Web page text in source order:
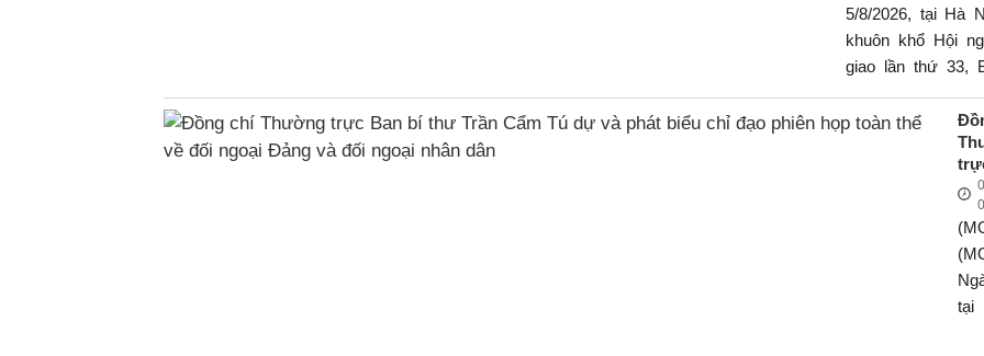
16/
tới
Tô
5/8/2026, tại Hà
khuôn khổ Hội
giao lần thứ 33,
“Ngoại giao khoa
nghệ góp phần
năng lực phát
gia”. Phiên
trưởng Ngoại
Trung, Uỷ viên
Trung ương về
khoa học, côngtại